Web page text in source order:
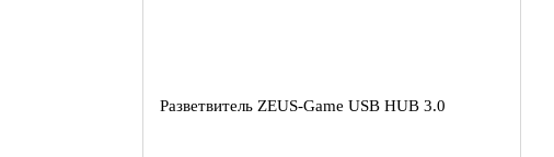
Разветвитель ZEUS-Game USB HUB 3.0